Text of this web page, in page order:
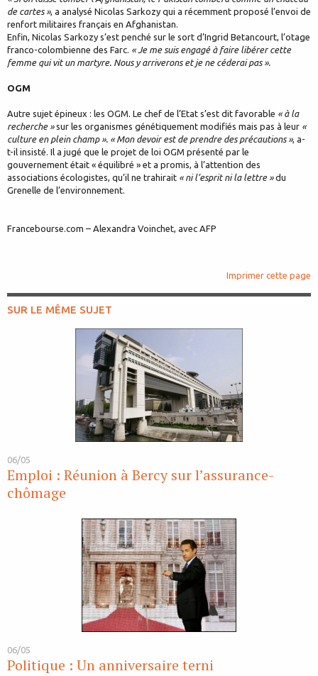
de cartes », a analysé Nicolas Sarkozy qui a récemment proposé l’envoi de
renfort militaires français en Afghanistan.
Enfin, Nicolas Sarkozy s’est penché sur le sort d’Ingrid Betancourt, l’otage
franco-colombienne des Farc. « Je me suis engagé à faire libérer cette
femme qui vit un martyre. Nous y arriverons et je ne céderai pas ».
OGM
Autre sujet épineux : les OGM. Le chef de l’Etat s’est dit favorable « à la
recherche »sur les organismes génétiquement modifiés mais pas à leur «
culture en plein champ ». « Mon devoir est de prendre des précautions », a-
t-il insisté. Il a jugé que le projet de loi OGM présenté par le
gouvernement était « équilibré » et a promis, à l’attention des
associations écologistes, qu’il ne trahirait « ni l’esprit ni la lettre »du
Grenelle de l’environnement.
Francebourse.com – Alexandra Voinchet, avec AFP
Imprimer cette page
SUR LE MÊME SUJET
06/05
Emploi : Réunion à Bercy sur l’assurance-
chômage
06/05
Politique : Un anniversaire terni